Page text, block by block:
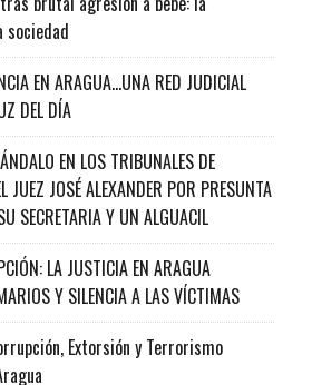
sociedad
EN ARAGUA…UNA RED JUDICIAL
DEL DÍA
EN LOS TRIBUNALES DE
JUEZ JOSÉ ALEXANDER POR PRESUNTA
SECRETARIA Y UN ALGUACIL
LA JUSTICIA EN ARAGUA
Y SILENCIA A LAS VÍCTIMAS
Extorsión y Terrorismo